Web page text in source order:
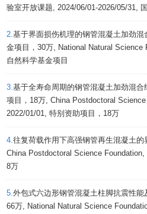
验室开放课题, 2024/06/01-2026/05/31,
2.基于界面损伤机理的钢管混凝土加劲
金项目，30万, National Natural Science
自然科学基金项目
3.基于全寿命周期的钢管混凝土加劲混
项目，18万, China Postdoctoral
2022/01/01, 特别资助项目，18万
4.往复荷载作用下高强钢管再生混凝土
China Postdoctoral Science
8万
5.外包式六边形钢管混凝土柱脚抗震性能
66万, National Natural Science